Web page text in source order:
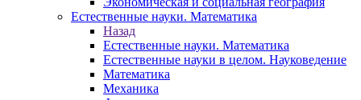
Естественные науки. Математика
Назад
Естественные науки. Математика
Естественные науки в целом. Науковедение
Математика
Механика